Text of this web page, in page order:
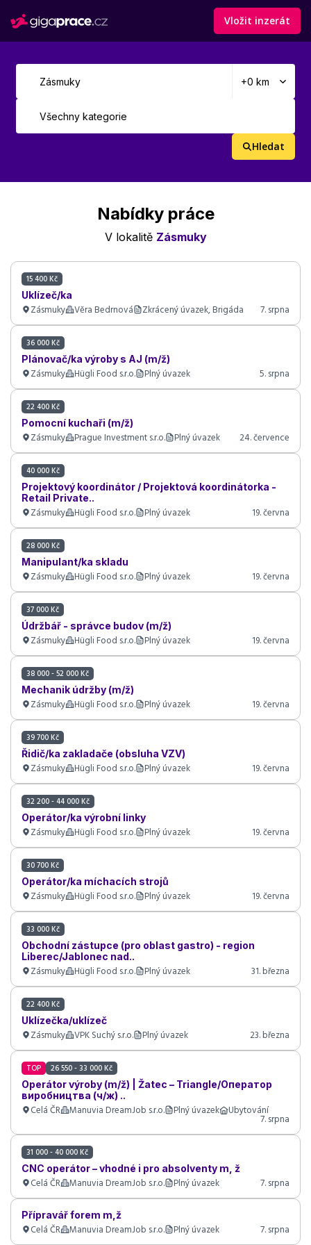
Vložit inzerát
Hledat
Nabídky práce
V lokalitě Zásmuky
15 400 Kč
Uklízeč/ka
Zásmuky Věra Bedrnová Zkrácený úvazek, Brigáda 7. srpna
36 000 Kč
Plánovač/ka výroby s AJ (m/ž)
Zásmuky Hügli Food s.r.o. Plný úvazek 5. srpna
22 400 Kč
Pomocní kuchaři (m/ž)
Zásmuky Prague Investment s.r.o. Plný úvazek 24. července
40 000 Kč
Projektový koordinátor / Projektová koordinátorka -
Retail Private..
Zásmuky Hügli Food s.r.o. Plný úvazek 19. června
28 000 Kč
Manipulant/ka skladu
Zásmuky Hügli Food s.r.o. Plný úvazek 19. června
37 000 Kč
Údržbář - správce budov (m/ž)
Zásmuky Hügli Food s.r.o. Plný úvazek 19. června
38 000 - 52 000 Kč
Mechanik údržby (m/ž)
Zásmuky Hügli Food s.r.o. Plný úvazek 19. června
39 700 Kč
Řidič/ka zakladače (obsluha VZV)
Zásmuky Hügli Food s.r.o. Plný úvazek 19. června
32 200 - 44 000 Kč
Operátor/ka výrobní linky
Zásmuky Hügli Food s.r.o. Plný úvazek 19. června
30 700 Kč
Operátor/ka míchacích strojů
Zásmuky Hügli Food s.r.o. Plný úvazek 19. června
33 000 Kč
Obchodní zástupce (pro oblast gastro) - region
Liberec/Jablonec nad..
Zásmuky Hügli Food s.r.o. Plný úvazek 31. března
22 400 Kč
Uklízečka/uklízeč
Zásmuky VPK Suchý s.r.o. Plný úvazek 23. března
TOP 26 550 - 33 000 Kč
Operátor výroby (m/ž) | Žatec – Triangle/Оператор
виробництва (ч/ж) ..
Celá ČR Manuvia DreamJob s.r.o. Plný úvazek Ubytování
7. srpna
31 000 - 40 000 Kč
CNC operátor – vhodné i pro absolventy m, ž
Celá ČR Manuvia DreamJob s.r.o. Plný úvazek 7. srpna
Přípravář forem m,ž
Celá ČR Manuvia DreamJob s.r.o. Plný úvazek 7. srpna